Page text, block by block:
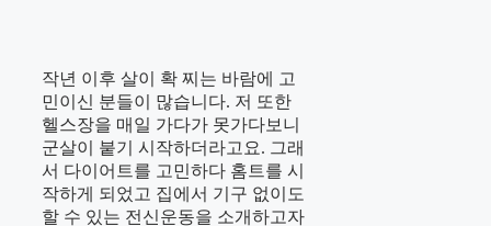
작년 이후 살이 확 찌는 바람에 고
민이신 분들이 많습니다. 저 또한
헬스장을 매일 가다가 못가다보니
군살이 붙기 시작하더라고요. 그래
서 다이어트를 고민하다 홈트를 시
작하게 되었고 집에서 기구 없이도
할 수 있는 전신운동을 소개하고자